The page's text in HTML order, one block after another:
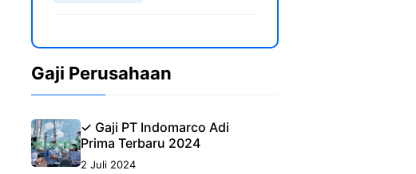
Gaji Perusahaan
✓ Gaji PT Indomarco Adi
Prima Terbaru 2024
2 Juli 2024